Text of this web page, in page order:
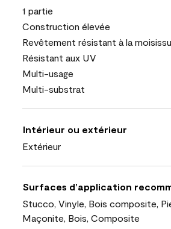
1 partie
Construction élevée
Revêtement résistant à la
Résistant aux UV
Multi-usage
Multi-substrat
Intérieur ou extérieur
Extérieur
Surfaces d’application
Stucco, Vinyle, Bois composite,
Maçonite, Bois, Composite